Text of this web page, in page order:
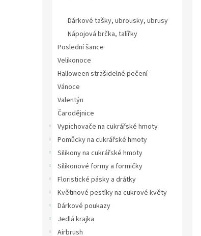
Dárkové tašky, ubrousky, ubrusy
Nápojová brčka, talířky
Poslední šance
Velikonoce
Halloween strašidelné pečení
Vánoce
Valentýn
Čarodějnice
Vypichovače na cukrářské hmoty
Pomůcky na cukrářské hmoty
Silikony na cukrářské hmoty
Silikonové formy a formičky
Floristické pásky a drátky
Květinové pestíky na cukrové květy
Dárkové poukazy
Jedlá krajka
Airbrush